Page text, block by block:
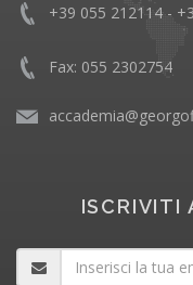
+39 055 212114 -
Fax: 055 2302754
ISCRIVITI